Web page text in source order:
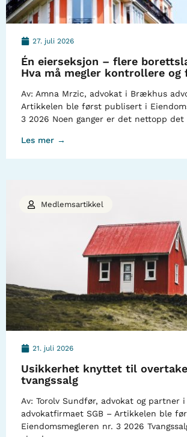
27. juli 2026
Én eierseksjon – flere
Hva må megler kontrollere og
Av: Amna Mrzic, advokat i Brækhus
Artikkelen ble først publisert i
3 2026 Noen ganger er det nettopp det
Les mer →
21. juli 2026
Usikkerhet knyttet til
tvangssalg
Av: Torolv Sundfør, advokat og partner i
advokatfirmaet SGB – Artikkelen ble
Eiendomsmegleren nr. 3 2026
Medlemsartikkel